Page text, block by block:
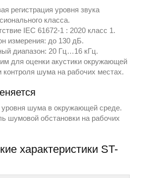
регистрация уровня звука
класса.
IEC 61672-1 : 2020 класс 1.
измерения: до 130 дБ.
диапазон: 20 Гц…16 кГц.
для оценки акустики окружающей
контроля шума на рабочих местах.
шума в окружающей среде.
шумовой обстановки на рабочих
характеристики ST-